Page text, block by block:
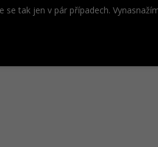
se tak jen v pár případech.